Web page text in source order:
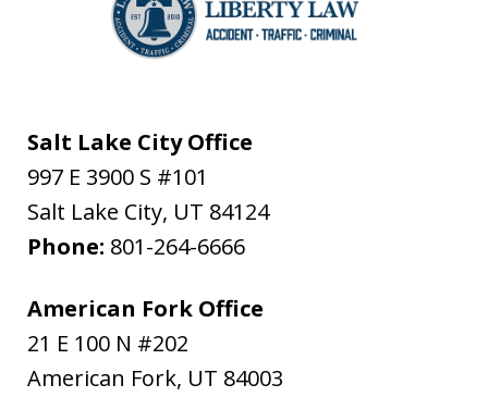
Salt Lake City Office
997 E 3900 S #101
Salt Lake City, UT 84124
Phone: 801-264-6666
American Fork Office
21 E 100 N #202
American Fork, UT 84003